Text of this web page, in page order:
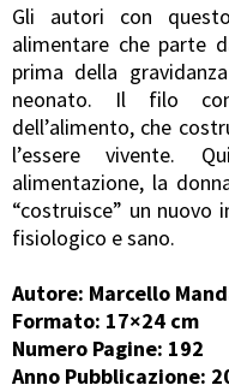
Gli autori con
alimentare che parte
prima della
neonato. Il filo
dell’alimento, che
l’essere vivente.
alimentazione, la
“costruisce” un nuovo
fisiologico e sano.
Autore: Marcello
Formato: 17×24 cm
Numero Pagine: 192
Anno Pubblicazione: